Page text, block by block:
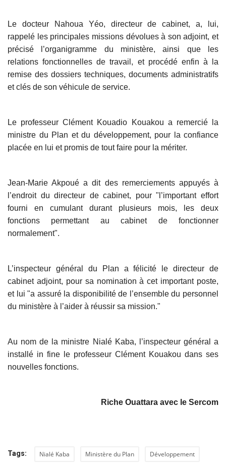
Le docteur Nahoua Yéo, directeur de cabinet, a, lui,
rappelé les principales missions dévolues à son adjoint, et
précisé l’organigramme du ministère, ainsi que les
relations fonctionnelles de travail, et procédé enfin à la
remise des dossiers techniques, documents administratifs
et clés de son véhicule de service.
Le professeur Clément Kouadio Kouakou a remercié la
ministre du Plan et du développement, pour la confiance
placée en lui et promis de tout faire pour la mériter.
Jean-Marie Akpoué a dit des remerciements appuyés à
l’endroit du directeur de cabinet, pour "l’important effort
fourni en cumulant durant plusieurs mois, les deux
fonctions permettant au cabinet de fonctionner
normalement".
L’inspecteur général du Plan a félicité le directeur de
cabinet adjoint, pour sa nomination à cet important poste,
et lui "a assuré la disponibilité de l’ensemble du personnel
du ministère à l’aider à réussir sa mission."
Au nom de la ministre Nialé Kaba, l’inspecteur général a
installé in fine le professeur Clément Kouakou dans ses
nouvelles fonctions.
Riche Ouattara avec le Sercom
Tags: Nialé Kaba Ministère du Plan Développement